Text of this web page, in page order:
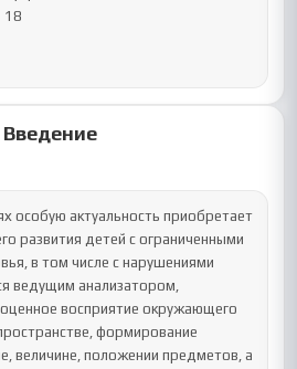
Введение
особую актуальность приобретает
развития детей с ограниченными
в том числе с нарушениями
ведущим анализатором,
восприятие окружающего
формирование
величине, положении предметов, а